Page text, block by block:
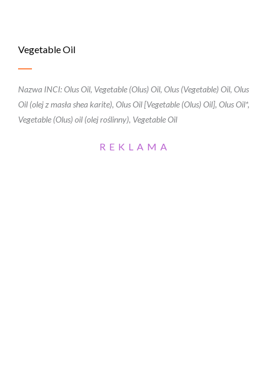
Vegetable Oil
Nazwa INCI: Olus Oil, Vegetable (Olus) Oil, Olus (Vegetable) Oil, Olus
Oil (olej z masła shea karite), Olus Oil [Vegetable (Olus) Oil], Olus Oil*,
Vegetable (Olus) oil (olej roślinny), Vegetable Oil
REKLAMA